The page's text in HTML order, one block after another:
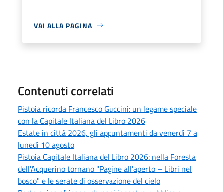
VAI ALLA PAGINA
Contenuti correlati
Pistoia ricorda Francesco Guccini: un legame speciale
con la Capitale Italiana del Libro 2026
Estate in città 2026, gli appuntamenti da venerdì 7 a
lunedì 10 agosto
Pistoia Capitale Italiana del Libro 2026: nella Foresta
dell'Acquerino tornano "Pagine all'aperto – Libri nel
bosco" e le serate di osservazione del cielo